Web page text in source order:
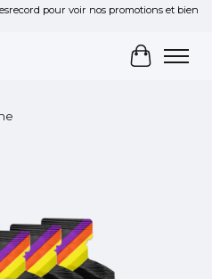
pour voir nos promotions et bien
Panier